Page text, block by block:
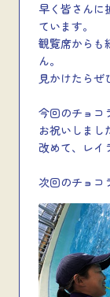
早く皆さんに
ています。
観覧席からも
ん。
見かけたらぜ
今回のチョコ
お祝いしまし
改めて、レイ
次回のチョコ